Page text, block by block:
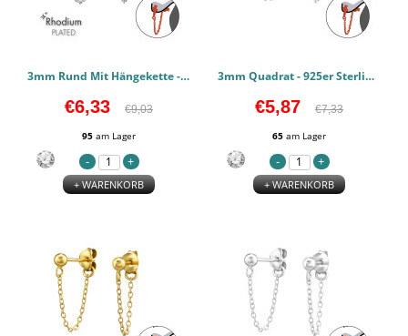
3mm Rund Mit Hängekette - 925er Sterling Silber Ear Jackets & Connector Earrings (PRS) PCJW49738
€6,33 €9,03
95 am Lager
+ WARENKORB
3mm Quadrat - 925er Sterling Silber Ear Jackets & Connector Earrings (PRS) PCJW49387
€5,87 €7,33
65 am Lager
+ WARENKORB